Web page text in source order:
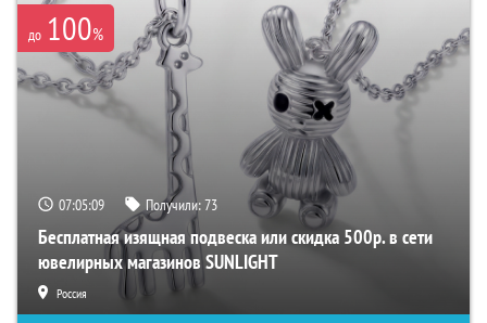
до 100%
07:05:08 Получили:73
Бесплатная изящная подвеска или скидка 500р. в сети
ювелирных магазинов SUNLIGHT
Россия